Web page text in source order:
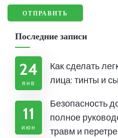
Последние записи
24
янв
Как сделать
лица: тинты и
11
июн
Безопасность
полное
травм и